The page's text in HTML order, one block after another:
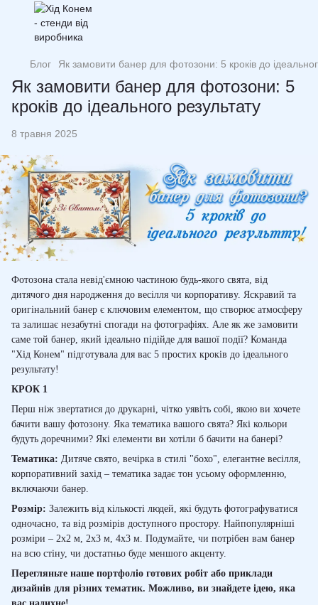
Блог Як замовити банер для фотозони: 5 кроків до
Як замовити банер для фотозони: 5
кроків до ідеального результату
8 травня 2025
Фотозона стала невід'ємною частиною будь-якого свята, від
дитячого дня народження до весілля чи корпоративу. Яскравий та
оригінальний банер є ключовим елементом, що створює атмосферу
та залишає незабутні спогади на фотографіях. Але як же замовити
саме той банер, який ідеально підійде для вашої події? Команда
"Хід Конем" підготувала для вас 5 простих кроків до ідеального
результату!
КРОК 1
Перш ніж звертатися до друкарні, чітко уявіть собі, якою ви хочете
бачити вашу фотозону. Яка тематика вашого свята? Які кольори
будуть доречними? Які елементи ви хотіли б бачити на банері?
Тематика: Дитяче свято, вечірка в стилі "бохо", елегантне весілля,
корпоративний захід – тематика задає тон усьому оформленню,
включаючи банер.
Розмір: Залежить від кількості людей, які будуть фотографуватися
одночасно, та від розмірів доступного простору. Найпопулярніші
розміри – 2х2 м, 2х3 м, 4х3 м. Подумайте, чи потрібен вам банер
на всю стіну, чи достатньо буде меншого акценту.
Перегляньте наше портфоліо готових робіт або приклади
дизайнів для різних тематик. Можливо, ви знайдете ідею, яка